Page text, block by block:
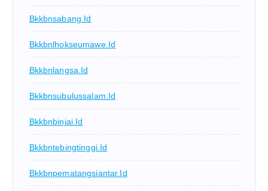
Bkkbnsabang.id
Bkkbnlhokseumawe.id
Bkkbnlangsa.id
Bkkbnsubulussalam.id
Bkkbnbinjai.id
Bkkbntebingtinggi.id
Bkkbnpematangsiantar.id